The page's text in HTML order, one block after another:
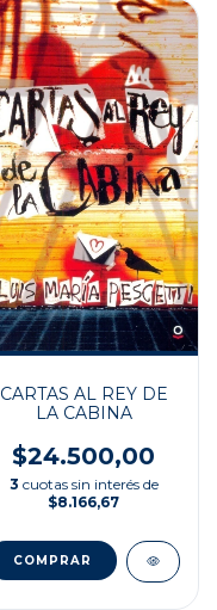
CARTAS AL REY DE
LA CABINA
$24.500,00
3 cuotas sin interés de
$8.166,67